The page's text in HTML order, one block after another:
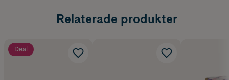
Relaterade produkter
Deal